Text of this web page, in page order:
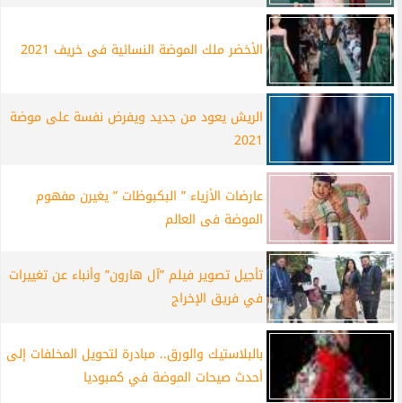
الأخضر ملك الموضة النسائية فى خريف 2021
الريش يعود من جديد ويفرض نفسة على موضة
2021
عارضات الأزياء ” البكبوظات ” يغيرن مفهوم
الموضة فى العالم
تأجيل تصوير فيلم ”آل هارون” وأنباء عن تغييرات
في فريق الإخراج
بالبلاستيك والورق.. مبادرة لتحويل المخلفات إلى
أحدث صيحات الموضة في كمبوديا